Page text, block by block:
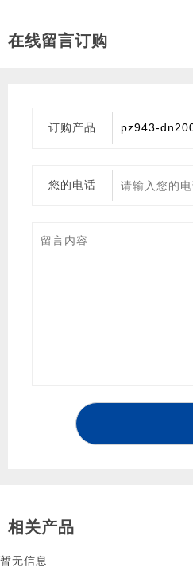
在线留言订购
订购产品
您的电话
相关产品
暂无信息